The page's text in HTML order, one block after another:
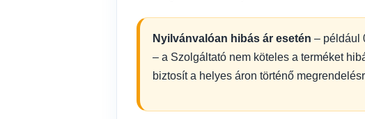
Nyilvánvalóan hibás ár esetén – például
– a Szolgáltató nem köteles a terméket
biztosít a helyes áron történő